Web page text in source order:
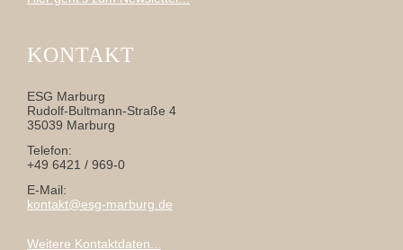
KONTAKT
ESG Marburg
Rudolf-Bultmann-Straße 4
35039 Marburg
Telefon:
+49 6421 / 969-0
E-Mail:
kontakt@esg-marburg.de
Weitere Kontaktdaten...